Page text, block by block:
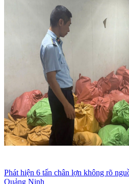
Phát hiện 6 tấn chân lợn không rõ
Quảng Ninh